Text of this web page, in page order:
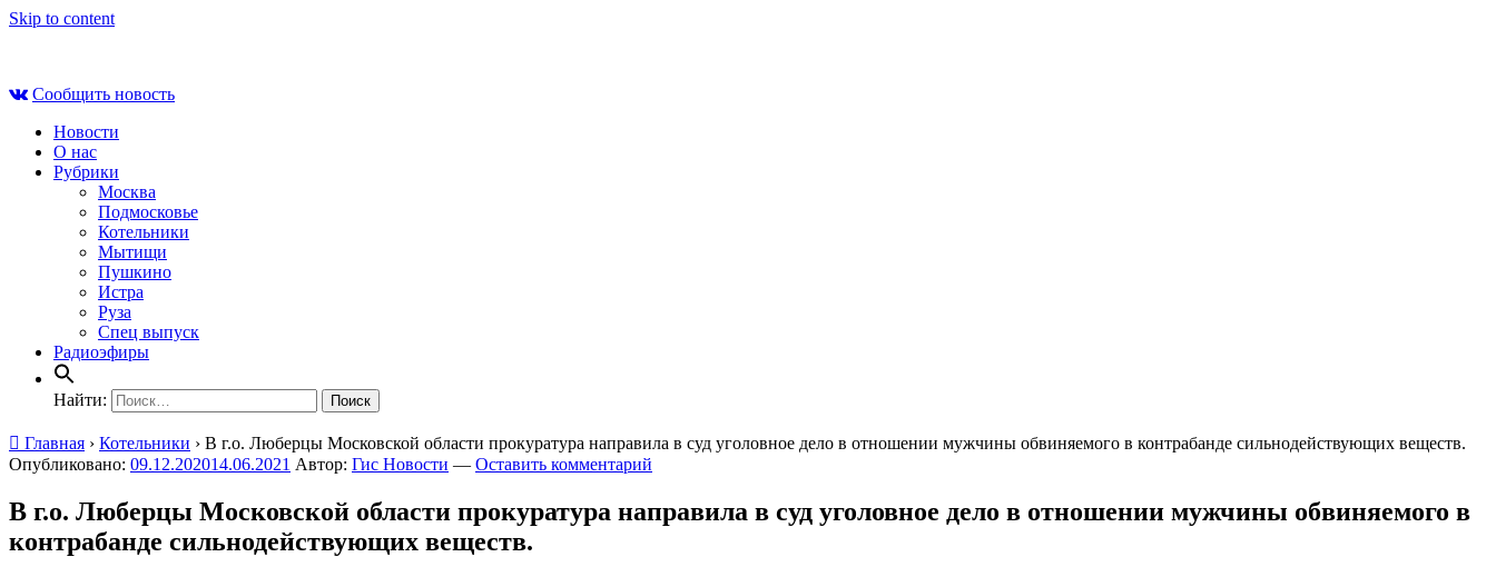
Skip to content
Сообщить новость
Новости
О нас
Рубрики
Москва
Подмосковье
Котельники
Мытищи
Пушкино
Истра
Руза
Спец выпуск
Радиоэфиры
Найти:
Главная › Котельники › В г.о. Люберцы Московской области прокуратура направила в суд уголовное дело в отношении мужчины обвиняемого в контрабанде сильнодействующих веществ.
Опубликовано: 09.12.202014.06.2021 Автор: Гис Новости — Оставить комментарий
В г.о. Люберцы Московской области прокуратура направила в суд уголовное дело в отношении мужчины обвиняемого в
контрабанде сильнодействующих веществ.